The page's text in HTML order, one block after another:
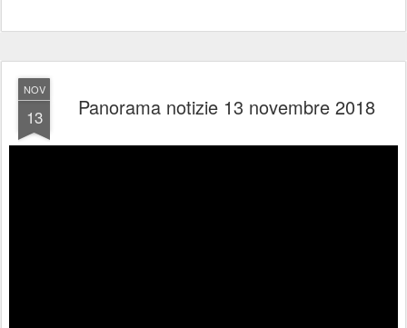
NOV
13 Panorama notizie 13 novembre 2018